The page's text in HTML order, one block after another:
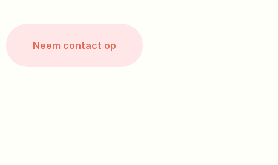
Neem contact op